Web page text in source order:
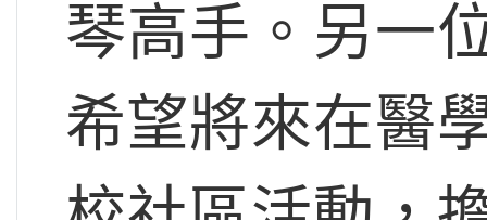
琴高手。另一
希望將來在醫